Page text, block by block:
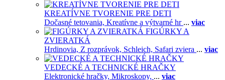
KREATÍVNE TVORENIE PRE DETI
Dočasné tetovania, Kreatívne a výtvarné hr ... viac
FIGÚRKY A
ZVIERATKÁ
Hrdinovia, Z rozprávok, Schleich, Safari zviera ... viac
VEDECKÉ A TECHNICKÉ HRAČKY
Elektronické hračky, Mikroskopy, ... viac